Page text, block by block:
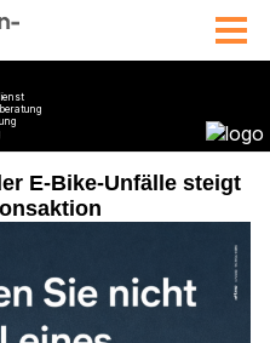
E-Bike-Unfälle steigt